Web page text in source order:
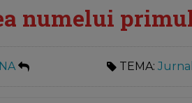
numelui
TEMA: